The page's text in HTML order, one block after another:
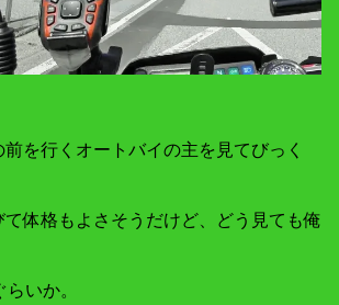
を行くオートバイの主を見てびっく
体格もよさそうだけど、どう見ても俺
いか。